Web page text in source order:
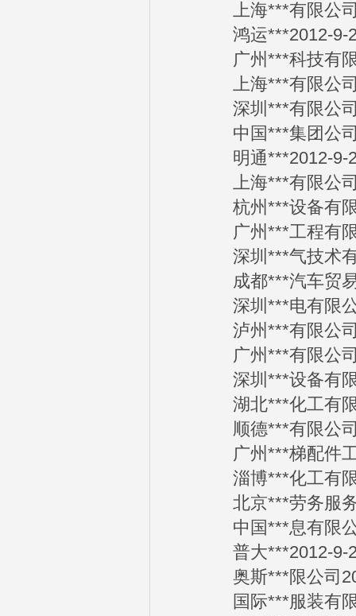
上海***有限公司
鸿运***2012-9-
广州***科技有限
上海***有限公司
深圳***有限公司
中国***集团公司
明通***2012-9-
上海***有限公司
杭州***设备有限
广州***工程有限
深圳***气技术有
成都***汽车贸易
深圳***电有限公
泸州***有限公司
广州***有限公司
深圳***设备有限
湖北***化工有限
顺德***有限公司
广州***梯配件工
淄博***化工有限
北京***劳务服务
中国***息有限公
普大***2012-9-
奥斯***限公司
国际***服装有限